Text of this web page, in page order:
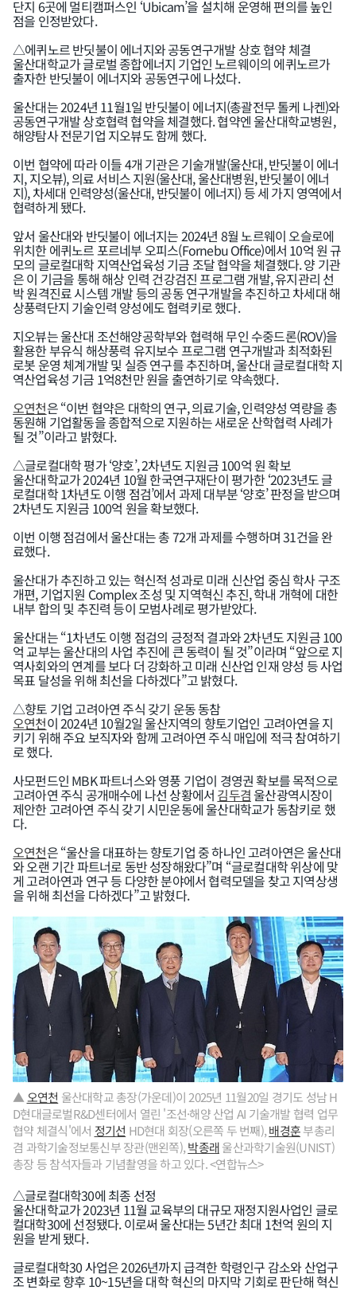
단지 6곳에 멀티캠퍼스인 ‘Ubicam’을 설치해 운영해 편의를 높인
점을 인정받았다.
△에퀴노르 반딧불이 에너지와 공동연구개발 상호 협약 체결
울산대학교가 글로벌 종합에너지 기업인 노르웨이의 에퀴노르가
출자한 반딧불이 에너지와 공동연구에 나섰다.
울산대는 2024년 11월1일 반딧불이 에너지(총괄전무 톨케 나켄)와
공동연구개발 상호협력 협약을 체결했다. 협약엔 울산대학교병원,
해양탐사 전문기업 지오뷰도 함께 했다.
이번 협약에 따라 이들 4개 기관은 기술개발(울산대, 반딧불이 에너
지, 지오뷰), 의료 서비스 지원(울산대, 울산대병원, 반딧불이 에너
지), 차세대 인력양성(울산대, 반딧불이 에너지) 등 세 가지 영역에서
협력하게 됐다.
앞서 울산대와 반딧불이 에너지는 2024년 8월 노르웨이 오슬로에
위치한 에퀴노르 포르네부 오피스(Fornebu Office)에서 10억 원 규
모의 글로컬대학 지역산업육성 기금 조달 협약을 체결했다. 양 기관
은 이 기금을 통해 해상 인력 건강검진 프로그램 개발, 유지관리 선
박 원격진료 시스템 개발 등의 공동 연구개발을 추진하고 차세대 해
상풍력단지 기술인력 양성에도 협력키로 했다.
지오뷰는 울산대 조선해양공학부와 협력해 무인 수중드론(ROV)을
활용한 부유식 해상풍력 유지보수 프로그램 연구개발과 최적화된
로봇 운영 체계개발 및 실증 연구를 추진하며, 울산대 글로컬대학 지
역산업육성 기금 1억8천만 원을 출연하기로 약속했다.
오연천은 “이번 협약은 대학의 연구, 의료기술, 인력양성 역량을 총
동원해 기업활동을 종합적으로 지원하는 새로운 산학협력 사례가
될 것”이라고 밝혔다.
△글로컬대학 평가 ‘양호’, 2차년도 지원금 100억 원 확보
울산대학교가 2024년 10월 한국연구재단이 평가한 ‘2023년도 글
로컬대학 1차년도 이행 점검’에서 과제 대부분 ‘양호’ 판정을 받으며
2차년도 지원금 100억 원을 확보했다.
이번 이행 점검에서 울산대는 총 72개 과제를 수행하며 31건을 완
료했다.
울산대가 추진하고 있는 혁신적 성과로 미래 신산업 중심 학사 구조
개편, 기업지원 Complex 조성 및 지역혁신 추진, 학내 개혁에 대한
내부 합의 및 추진력 등이 모범사례로 평가받았다.
울산대는 “1차년도 이행 점검의 긍정적 결과와 2차년도 지원금 100
억 교부는 울산대의 사업 추진에 큰 동력이 될 것”이라며 “앞으로 지
역사회와의 연계를 보다 더 강화하고 미래 신산업 인재 양성 등 사업
목표 달성을 위해 최선을 다하겠다”고 밝혔다.
△향토 기업 고려아연 주식 갖기 운동 동참
오연천이 2024년 10월2일 울산지역의 향토기업인 고려아연을 지
키기 위해 주요 보직자와 함께 고려아연 주식 매입에 적극 참여하기
로 했다.
사모펀드인 MBK 파트너스와 영풍 기업이 경영권 확보를 목적으로
고려아연 주식 공개매수에 나선 상황에서 김두겸울산광역시장이
제안한 고려아연 주식 갖기 시민운동에 울산대학교가 동참키로 했
다.
오연천은 “울산을 대표하는 향토기업 중 하나인 고려아연은 울산대
와 오랜 기간 파트너로 동반 성장해왔다”며 “글로컬대학 위상에 맞
게 고려아연과 연구 등 다양한 분야에서 협력모델을 찾고 지역상생
을 위해 최선을 다하겠다”고 밝혔다.
▲오연천 울산대학교 총장(가운데)이 2025년 11월20일 경기도 성남 H
D현대글로벌R&D센터에서 열린 '조선·해양 산업 AI 기술개발 협력 업무
협약 체결식'에서 정기선 HD현대 회장(오른쪽 두 번째),배경훈부총리
겸 과학기술정보통신부 장관(맨왼쪽),박종래울산과학기술원(UNIST)
총장 등 참석자들과 기념촬영을 하고 있다. <연합뉴스>
△글로컬대학30에 최종 선정
울산대학교가 2023년 11월 교육부의 대규모 재정지원사업인 글로
컬대학30에 선정됐다. 이로써 울산대는 5년간 최대 1천억 원의 지
원을 받게 됐다.
글로컬대학30 사업은 2026년까지 급격한 학령인구 감소와 산업구
조 변화로 향후 10~15년을 대학 혁신의 마지막 기회로 판단해 혁신